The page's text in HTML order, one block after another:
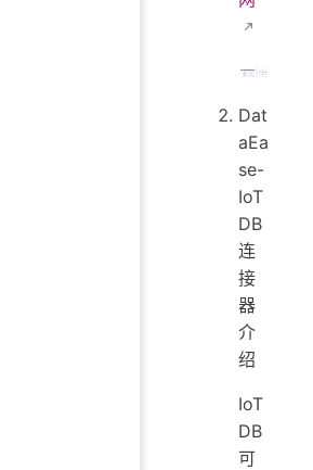
Dat
aEa
se-
IoT
DB
连
接
器
介
绍
IoT
DB
可